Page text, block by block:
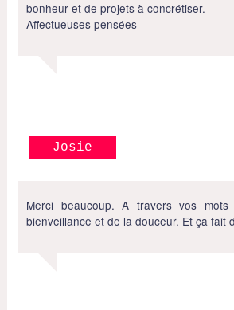
bonheur et de projets à concrétiser.
Affectueuses pensées
Josie
Merci beaucoup. A travers vos
bienveillance et de la douceur. Et ça fait